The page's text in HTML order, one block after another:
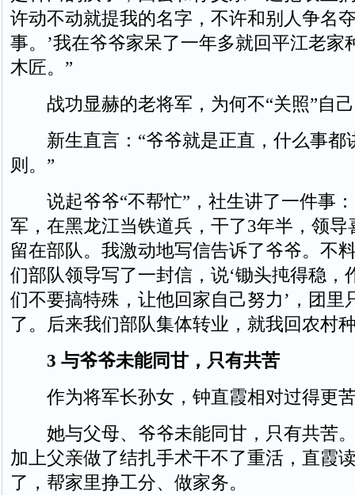
许动不动就提我的名字，不许和别人争名
事。’我在爷爷家呆了一年多就回平江老家
木匠。”
战功显赫的老将军，为何不“关照”自己
新生直言：“爷爷就是正直，什么事都
则。”
说起爷爷“不帮忙”，社生讲了一件事：
军，在黑龙江当铁道兵，干了3年半，领导
留在部队。我激动地写信告诉了爷爷。不
们部队领导写了一封信，说‘锄头扽得稳，
们不要搞特殊，让他回家自己努力’，团里
了。后来我们部队集体转业，就我回农村
3 与爷爷未能同甘，只有共苦
作为将军长孙女，钟直霞相对过得更
她与父母、爷爷未能同甘，只有共苦
加上父亲做了结扎手术干不了重活，直霞
了，帮家里挣工分、做家务。